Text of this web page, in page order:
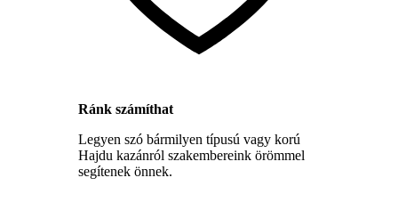
Ránk számíthat
Legyen szó bármilyen típusú vagy korú
Hajdu kazánról szakembereink örömmel
segítenek önnek.